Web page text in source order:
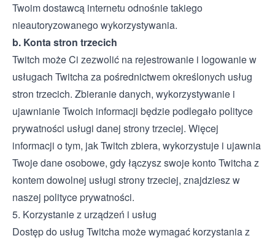
Twoim dostawcą internetu odnośnie takiego
nieautoryzowanego wykorzystywania.
b. Konta stron trzecich
Twitch może Ci zezwolić na rejestrowanie i logowanie w
usługach Twitcha za pośrednictwem określonych usług
stron trzecich. Zbieranie danych, wykorzystywanie i
ujawnianie Twoich informacji będzie podlegało polityce
prywatności usługi danej strony trzeciej. Więcej
informacji o tym, jak Twitch zbiera, wykorzystuje i ujawnia
Twoje dane osobowe, gdy łączysz swoje konto Twitcha z
kontem dowolnej usługi strony trzeciej, znajdziesz w
naszej polityce prywatności.
5. Korzystanie z urządzeń i usług
Dostęp do usług Twitcha może wymagać korzystania z